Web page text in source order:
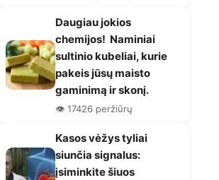
Daugiau jokios
chemijos! Naminiai
sultinio kubeliai, kurie
pakeis jūsų maisto
gaminimą ir skonį.
👁️ 17426 peržiūrų
Kasos vėžys tyliai
siunčia signalus:
įsiminkite šiuos